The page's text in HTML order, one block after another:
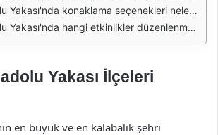
Yakası'nda konaklama seçenekleri nelerdir?
hangi etkinlikler düzenlenmektedir?
Yakası İlçeleri
en büyük ve en kalabalık şehri